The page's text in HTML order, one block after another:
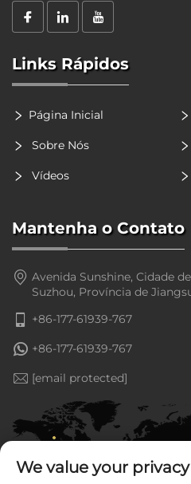
Links Rápidos
Página Inicial
Sobre Nós
Vídeos
Mantenha o Contato
Avenida Sunshine, Cidade
Suzhou, Província de
+86-177-61939-767
+86-177-61939-767
[email protected]
We value your privacy